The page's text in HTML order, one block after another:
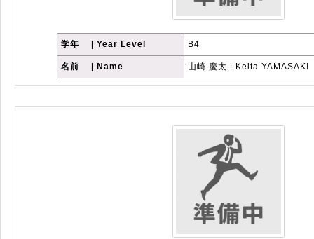
学年 | Year Level B4
名前 | Name 山崎 慶太 | Keita YAMASAKI